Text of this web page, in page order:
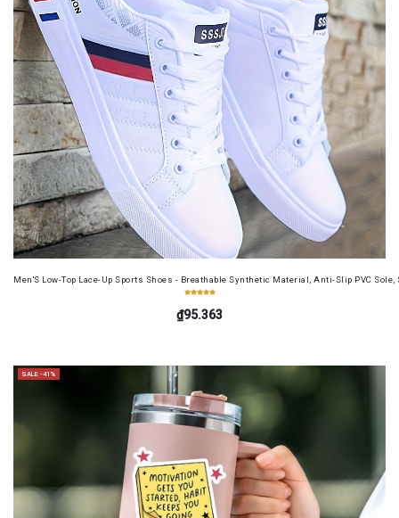
Men'S Low-Top Lace-Up Sports Shoes - Breathable Synthetic Material, Anti-Slip PVC
₫95.363
SALE -41%